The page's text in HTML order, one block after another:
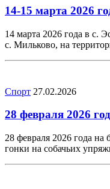
14-15 марта 2026
14 марта 2026 года в с.
с. Мильково, на
Спорт 27.02.2026
28 февраля 2026
28 февраля 2026 года на
гонки на собачьих